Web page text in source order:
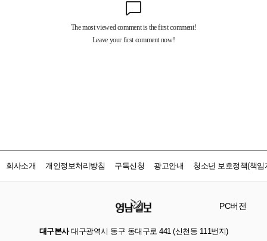
회사소개 개인정보처리방침 구독신청 광고안내 청소년 보호정책(책임
PC버전
대구본사대구광역시 동구 동대구로 441 (신천동 111번지)